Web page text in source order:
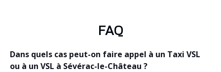
FAQ
Dans quels cas peut-on faire appel à un Taxi VSL
ou à un VSL à Sévérac-le-Château ?